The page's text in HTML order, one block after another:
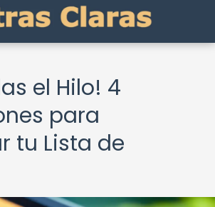
el Hilo! 4
para
tu Lista de